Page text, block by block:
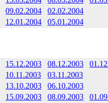
09.02.2004
02.02.2004
12.01.2004 05.01.2004
15.12.2003 08.12.2003
10.11.2003
03.11.2003
13.10.2003
06.10.2003
15.09.2003 08.09.2003